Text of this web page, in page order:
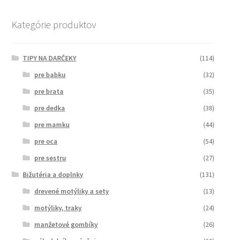
Kategórie produktov
TIPY NA DARČEKY
(114)
pre babku
(32)
pre brata
(35)
pre dedka
(38)
pre mamku
(44)
pre oca
(54)
pre sestru
(27)
Bižutéria a doplnky
(131)
drevené motýliky a sety
(13)
motýliky, traky
(24)
manžetové gombíky
(26)